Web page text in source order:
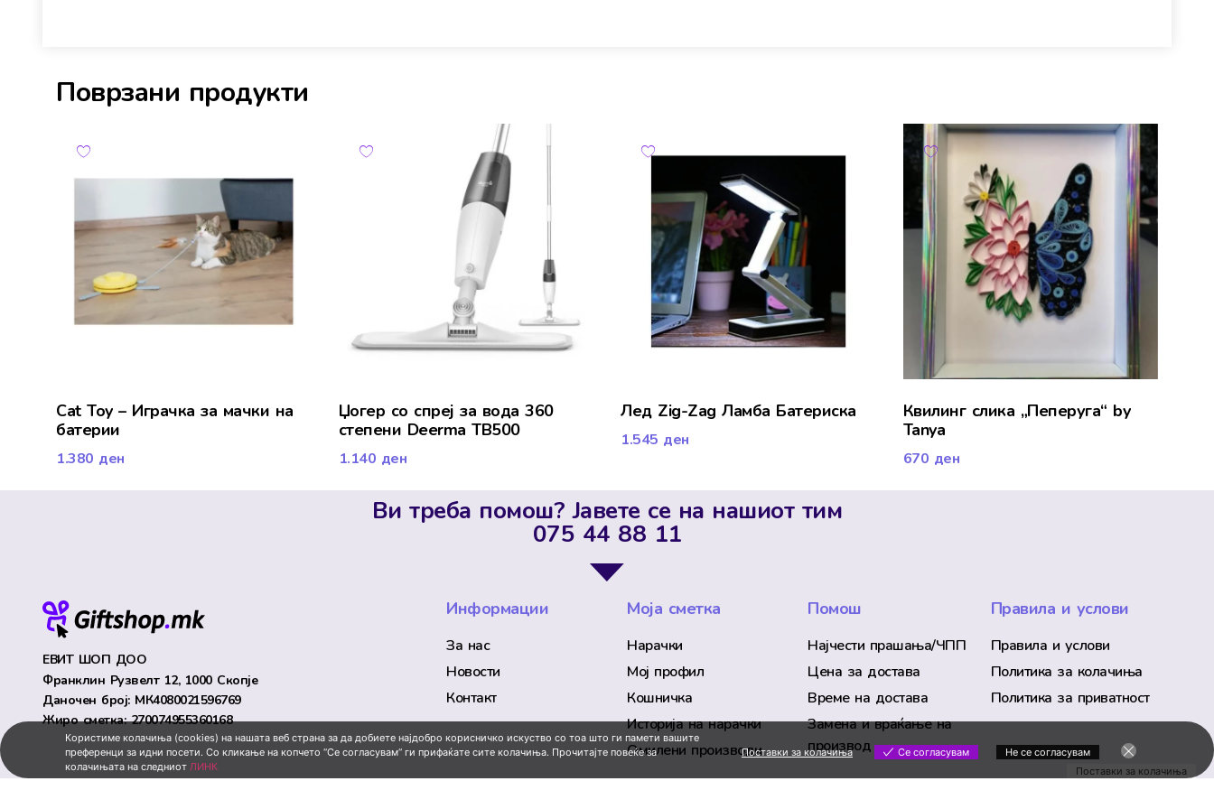
Поврзани продукти
Cat Toy – Играчка за мачки на
батерии
1.380 ден
Џогер со спреј за вода 360
степени Deerma TB500
1.140 ден
Лед Zig-Zag Ламба Батериска
1.545 ден
Квилинг слика „Пеперуга“ by
Tanya
670 ден
Ви треба помош? Јавете се на нашиот тим
075 44 88 11
ЕВИТ ШОП ДОО
Франклин Рузвелт 12, 1000 Скопје
Даночен број: МК4080021596769
Жиро сметка: 270074955360168
Информации
За нас
Новости
Контакт
Моја сметка
Нарачки
Мој профил
Кошничка
Историја на нарачки
Омилени производи
Помош
Најчести прашања/ЧПП
Цена за достава
Време на достава
Замена и враќање на
производ
Правила и услови
Правила и услови
Политика за колачиња
Политика за приватност
Користиме колачиња (cookies) на нашата веб страна за да добиете најдобро корисничко искуство со тоа што ги памети вашите
преференци за идни посети. Со кликање на копчето “Се согласувам“ ги прифаќате сите колачиња. Прочитајте повеќе за
колачињата на следниот ЛИНК
Поставки за колачиња Се согласувам
Не се согласувам
Поставки за колачиња